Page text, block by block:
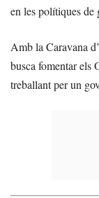
en les polítiques de
Amb la Caravana
busca fomentar els
treballant per un